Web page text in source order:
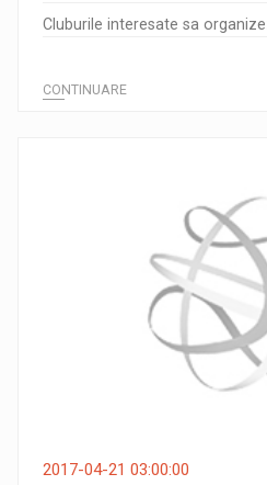
Cluburile interesate sa
CONTINUARE
2017-04-21 03:00:00